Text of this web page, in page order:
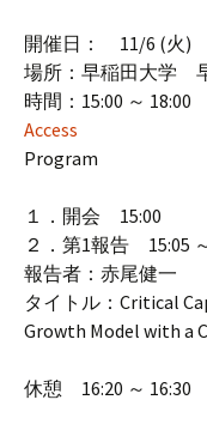
開催日： 11/6 (火)
場所：早稲田大学
時間：15:00 ～ 18:00
Access
Program
１．開会 15:00
２．第1報告 15:05
報告者：赤尾健一
タイトル：Critical
Growth Model with a
休憩 16:20 ～ 16:30